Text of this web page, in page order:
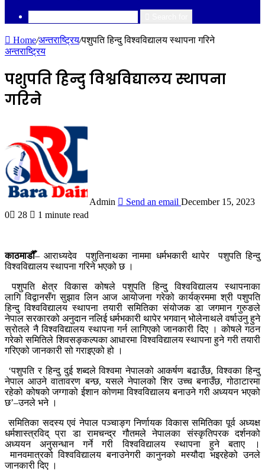
Home/अन्तराष्ट्रिय/पशुपति हिन्दु विश्वविद्यालय स्थापना गरिने
अन्तराष्ट्रिय
पशुपति हिन्दु विश्वविद्यालय स्थापना
गरिने
Admin Send an email December 15, 2023
0
28 1 minute read
काठमाडौँ– आराध्यदेवपशुतिनाथका नाममा धर्मभकारी थापेर पशुपति हिन्दु
विश्वविद्यालय स्थापना गरिने भएको छ ।
पशुपति क्षेत्र विकास कोषले पशुपति हिन्दु विश्वविद्यालय स्थापनाका
लागिविद्वानसँगसुझाव लिन आज आयोजना गरेको कार्यक्रममा श्री पशुपति
हिन्दु विश्वविद्यालय स्थापना तयारी समितिका संयोजक डा जगमान गुरुङले
नेपाल सरकारको अनुदान नलिई धर्मभकारी थापेर भगवान् भोलेनाथलेवर्षाउनुहुने
स्रोतले नै विश्वविद्यालय स्थापना गर्न लागिएको जानकारी दिए । कोषले गठन
गरेको समितिलेशिवसङ्कल्पकाआधारमा विश्वविद्यालय स्थापना हुने गरी तयारी
गरिएको जानकारी सो गराइएको हो ।
‘पशुपति र हिन्दु दुई शब्दले विश्वमा नेपालको आकर्षण बढाउँछ, विश्वका हिन्दु
नेपाल आउने वातावरण बन्छ, यसले नेपालको शिर उच्च बनाउँछ, गोठाटारमा
रहेको कोषको जग्गाको ईशान कोणमा विश्वविद्यालय बनाउने गरी अध्ययन भएको
छ’–उनले भने ।
समितिका सदस्य एवं नेपाल पञ्चाङ्ग निर्णायक विकास समितिका पूर्व अध्यक्ष
धर्मशास्त्रविद् प्रा डा रामचन्द्र गौतमले नेपालका संस्कृतिपरक दर्शनको
अध्ययन अनुसन्धान गर्ने गरी विश्वविद्यालय स्थापना हुने बताए ।
मानवमात्रकोविश्वविद्यालयबनाउनेगरी कानुनको मस्यौदा भइरहेको उनले
जानकारी दिए ।